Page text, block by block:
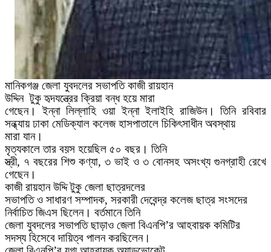
মানিকগঞ্জ জেলা যুবদলের সভাপতি কাজী রায়হান
উদ্দিন টুকু হৃদযন্ত্রের ক্রিয়া বন্ধ হয়ে মারা
গেছেন। ইন্না লিল্লাহি ওয়া ইন্না ইলাইহি রাজিউন। তিনি রবিবার
সন্ধ্যায় ঢাকা মেডিক্যাল কলেজ হাসপাতালে চিকিৎসাধীন অবস্থায়
মারা যান।
মৃত্যকালে তার বয়স হয়েছিল ৫০ বছর। তিনি
স্ত্রী, ৭ বছরের শিশু কণ্যা, ৩ ভাই ও ৩ বোনসহ অসংখ্য গুনগ্রাহী রেখে
গেছেন।
কাজী রায়হান উদ্দি টুকু জেলা ছাত্রদলের
সভাপতি ও সাধারণ সম্পাদক, সরকারী দেবেন্দ্র কলেজ ছাত্র সংসদের
নির্বাচিত জিএস ছিলেন। বর্তমানে তিনি
জেলা যুবদলের সভাপতি ছাড়াও জেলা বিএনপি’র আহবায়ক কমিটির
সদস্য হিসেবে দায়িত্ব পালন করছিলেন।